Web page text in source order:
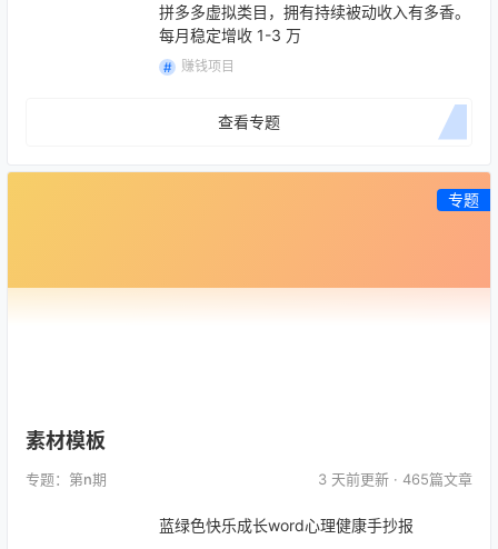
拼多多虚拟类目，拥有持续被动收入有多香。
每月稳定增收 1-3 万
赚钱项目
查看专题
专题
素材模板
专题：第n期 3 天前更新 · 465篇文章
蓝绿色快乐成长word心理健康手抄报